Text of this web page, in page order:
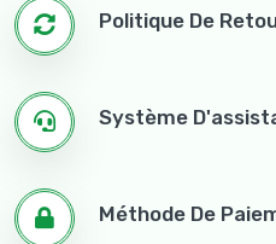
Politique De
Système
Méthode De